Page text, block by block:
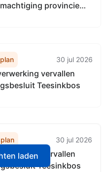
provincie
30 jul 2026
vervallen
Teesinkbos
30 jul 2026
vervallen
Teesinkbos
laden